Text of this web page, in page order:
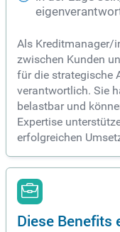
Als Kreditmanager/
zwischen Kunden
für die strategische
verantwortlich. Sie
belastbar und
Expertise
erfolgreichen
Diese Benefits